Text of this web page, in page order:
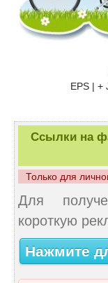
EPS | +
Ссылки на
Только для
Для
короткую
Нажмите